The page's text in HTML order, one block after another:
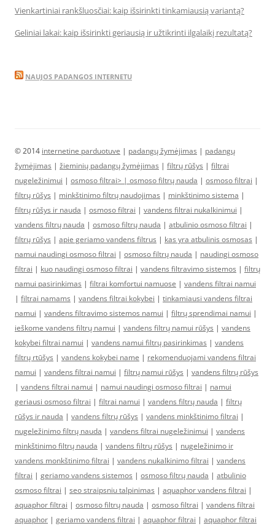
Vienkartiniai rankšluosčiai: kaip išsirinkti tinkamiausią variantą?
Geliniai lakai: kaip išsirinkti geriausią ir užtikrinti ilgalaikį rezultatą?
NAUJOS PADANGOS INTERNETU
© 2014 internetine parduotuve | padangų žymėjimas | padangų
žymėjimas | žieminių padangų žymėjimas | filtrų rūšys | filtrai
nugeležinimui | osmoso filtrai> | osmoso filtrų nauda | osmoso filtrai |
filtrų rūšys | minkštinimo filtrų naudojimas | minkštinimo sistema |
filtrų rūšys ir nauda | osmoso filtrai | vandens filtrai nukalkinimui |
vandens filtrų nauda | osmoso filtrų nauda | atbulinio osmoso filtrai |
filtrų rūšys | apie geriamo vandens filtrus | kas yra atbulinis osmosas |
namui naudingi osmoso filtrai | osmoso filtrų nauda | naudingi osmoso
filtrai | kuo naudingi osmoso filtrai | vandens filtravimo sistemos | filtrų
namui pasirinkimas | filtrai komfortui namuose | vandens filtrai namui
| filtrai namams | vandens filtrai kokybei | tinkamiausi vandens filtrai
namui | vandens filtravimo sistemos namui | filtrų sprendimai namui |
ieškome vandens filtrų namui | vandens filtrų namui rūšys | vandens
kokybei filtrai namui | vandens namui filtrų pasirinkimas | vandens
filtrų rtūšys | vandens kokybei name | rekomenduojami vandens filtrai
namui | vandens filtrai namui | filtrų namui rūšys | vandens filtrų rūšys
| vandens filtrai namui | namui naudingi osmoso filtrai | namui
geriausi osmoso filtrai | filtrai namui | vandens filtrų nauda | filtrų
rūšys ir nauda | vandens filtrų rūšys | vandens minkštinimo filtrai |
nugeležinimo filtrų nauda | vandens filtrai nugeležinimui | vandens
minkštinimo filtrų nauda | vandens filtrų rūšys | nugeležinimo ir
vandens monkštinimo filtrai | vandens nukalkinimo filtrai | vandens
filtrai | geriamo vandens sistemos | osmoso filtrų nauda | atbulinio
osmoso filtrai | seo straipsniu talpinimas | aquaphor vandens filtrai |
aquaphor filtrai | osmoso filtrų nauda | osmoso filtrai | vandens filtrai
aquaphor | geriamo vandens filtrai | aquaphor filtrai | aquaphor filtrai